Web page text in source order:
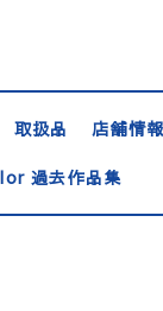
取扱品 店舗情
過去作品集